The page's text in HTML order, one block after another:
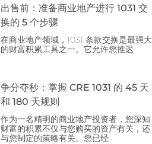
出售前：准备商业地产进行 1031 交
换的 5 个步骤
在商业地产领域，1031 条款交换是最强大
的财富积累工具之一。它允许您推迟
争分夺秒：掌握 CRE 1031 的 45 天
和 180 天规则
作为一名精明的商业地产投资者，您深知
财富的积累不仅与您购买的资产有关，还
与您制定的策略有关。您已经